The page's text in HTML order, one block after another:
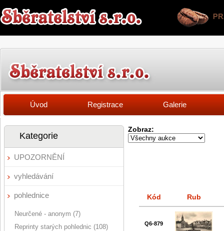
Úvod Registrace Galerie
Kategorie
UPOZORNĚNÍ
vyhledávání
pohlednice
Neurčené - anonym (7)
Reprinty starých pohlednic (108)
Zobraz:
Kód Rub
Q6-879